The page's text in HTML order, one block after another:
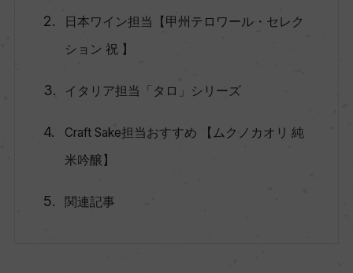
日本ワイン担当【甲州テロワール・セレク
ション 祝 】
イタリア担当「タロ」シリーズ
Craft Sake担当おすすめ 【ムクノカオリ 純
米吟醸】
関連記事